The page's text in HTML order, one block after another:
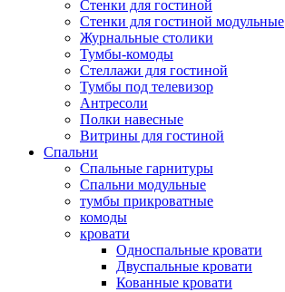
Стенки для гостиной
Стенки для гостиной модульные
Журнальные столики
Тумбы-комоды
Стеллажи для гостиной
Тумбы под телевизор
Антресоли
Полки навесные
Витрины для гостиной
Спальни
Спальные гарнитуры
Спальни модульные
тумбы прикроватные
комоды
кровати
Односпальные кровати
Двуспальные кровати
Кованные кровати